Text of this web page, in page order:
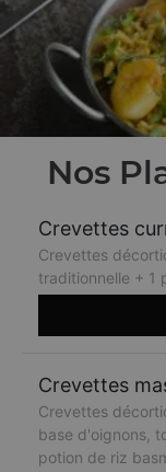
Nos
Crevettes
Crevettes
traditionnelle + 1
Crevettes
Crevettes
base d'oignons,
potion de riz